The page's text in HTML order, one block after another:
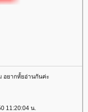
อยากหั้ยอ่านกันค่ะ
11:20:04 น.